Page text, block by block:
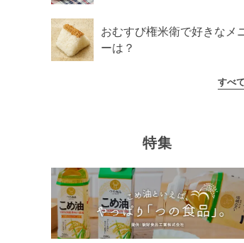
おむすび権米衛で好きなメ
ーは？
すべ
特集